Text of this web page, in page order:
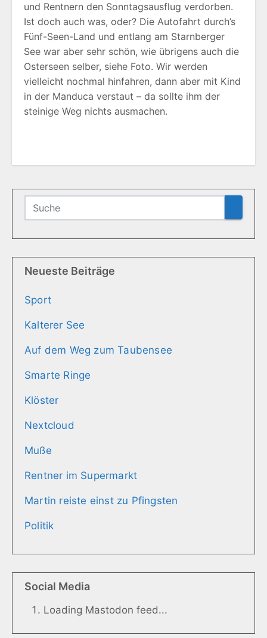
und Rentnern den Sonntagsausflug verdorben.
Ist doch auch was, oder? Die Autofahrt durch’s
Fünf-Seen-Land und entlang am Starnberger
See war aber sehr schön, wie übrigens auch die
Osterseen selber, siehe Foto. Wir werden
vielleicht nochmal hinfahren, dann aber mit Kind
in der Manduca verstaut – da sollte ihm der
steinige Weg nichts ausmachen.
Neueste Beiträge
Sport
Kalterer See
Auf dem Weg zum Taubensee
Smarte Ringe
Klöster
Nextcloud
Muße
Rentner im Supermarkt
Martin reiste einst zu Pfingsten
Politik
Social Media
Loading Mastodon feed...